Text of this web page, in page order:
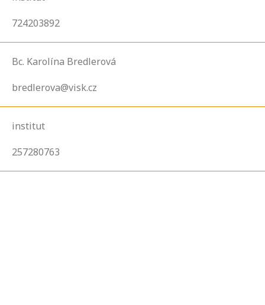
724203892
Bc. Karolína Bredlerová
bredlerova@visk.cz
institut
257280763